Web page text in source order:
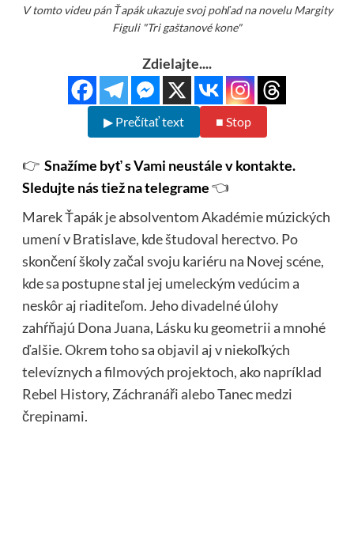
V tomto videu pán Ťapák ukazuje svoj pohľad na novelu Margity
Figuli "Tri gaštanové kone"
Zdielajte....
▶ Prečítať text ■ Stop
👉 Snažíme byť s Vami neustále v kontakte.
Sledujte nás tiež na telegrame👈
Marek Ťapák je absolventom Akadémie múzických
umení v Bratislave, kde študoval herectvo. Po
skončení školy začal svoju kariéru na Novej scéne,
kde sa postupne stal jej umeleckým vedúcim a
neskôr aj riaditeľom. Jeho divadelné úlohy
zahŕňajú Dona Juana, Lásku ku geometrii a mnohé
ďalšie. Okrem toho sa objavil aj v niekoľkých
televíznych a filmových projektoch, ako napríklad
Rebel History, Záchranáři alebo Tanec medzi
črepinami.